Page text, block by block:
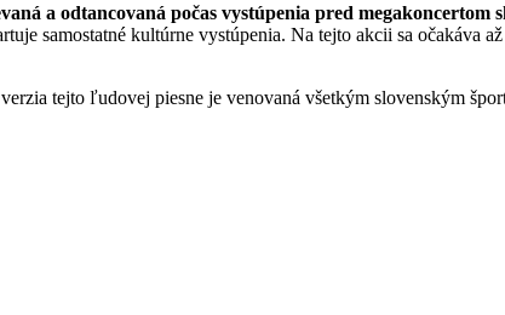
a odtancovaná počas vystúpenia pred
samostatné kultúrne vystúpenia. Na tejto akcii sa očakáva
tejto ľudovej piesne je venovaná všetkým slovenským